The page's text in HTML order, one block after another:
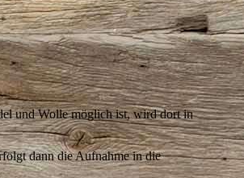
und Wolle möglich ist, wird dort in
dann die Aufnahme in die